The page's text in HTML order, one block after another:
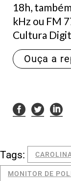
18h,
kHz ou FM
Cultura
Ouça a
Tags:
MONITOR DE